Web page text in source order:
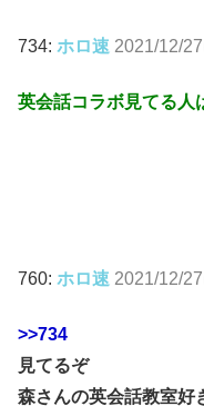
734: ホロ速 2021/12/
英会話コラボ見てる人
760: ホロ速 2021/12/
>>734
見てるぞ
森さんの英会話教室好